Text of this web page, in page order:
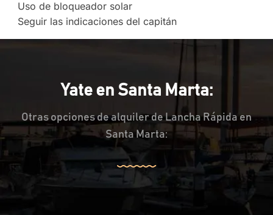
Uso de bloqueador solar
Seguir las indicaciones del capitán
Yate en Santa Marta:
Otras opciones de alquiler de Lancha Rápida en
Santa Marta: